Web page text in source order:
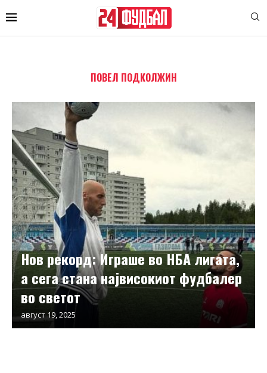
ПОВЕЛ ПОДКОЛЖИН
Нов рекорд: Играше во НБА лигата,
а сега стана највисокиот фудбалер
во светот
август 19, 2025